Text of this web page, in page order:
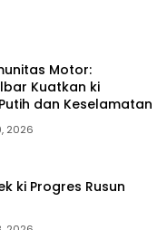
Motor:
Kuatkan ki
dan Keselamatan
2026
ki Progres Rusun